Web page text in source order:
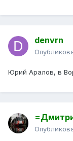
denvrn
Юрий Аралов, в